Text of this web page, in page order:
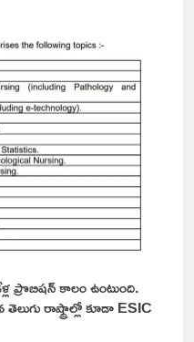
ప్రొబిషన్ కాలం ఉంటుంది.
రాష్ట్రాల్లో కూడా ESIC